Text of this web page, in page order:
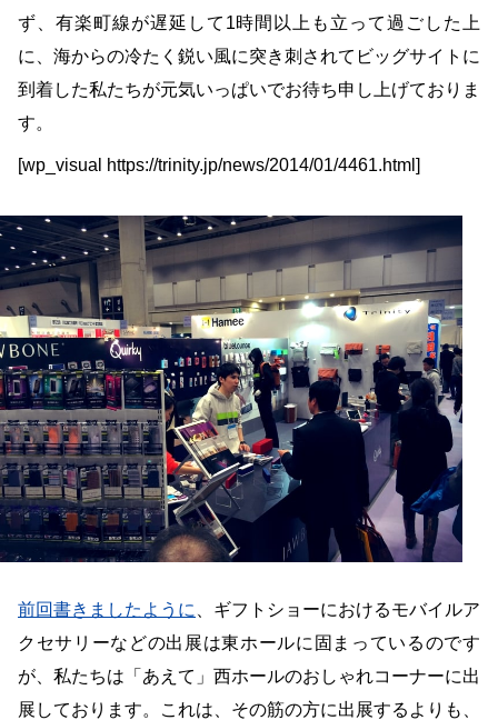
ず、有楽町線が遅延して1時間以上も立って過ごした上
に、海からの冷たく鋭い風に突き刺されてビッグサイトに
到着した私たちが元気いっぱいでお待ち申し上げておりま
す。
[wp_visual https://trinity.jp/news/2014/01/4461.html]
前回書きましたように
、ギフトショーにおけるモバイルア
クセサリーなどの出展は東ホールに固まっているのです
が、私たちは「あえて」西ホールのおしゃれコーナーに出
展しております。これは、その筋の方に出展するよりも、